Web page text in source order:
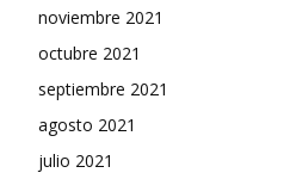
noviembre 2021
octubre 2021
septiembre 2021
agosto 2021
julio 2021